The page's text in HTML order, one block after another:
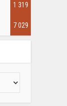
1 319
7 029